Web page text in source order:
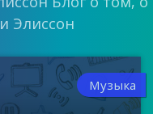
Элиссон
Музыка